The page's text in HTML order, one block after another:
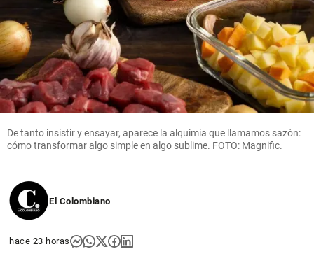
De tanto insistir y ensayar, aparece la alquimia que llamamos sazón:
cómo transformar algo simple en algo sublime. FOTO: Magnific.
El Colombiano
hace 23 horas